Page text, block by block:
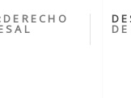
DERECHO